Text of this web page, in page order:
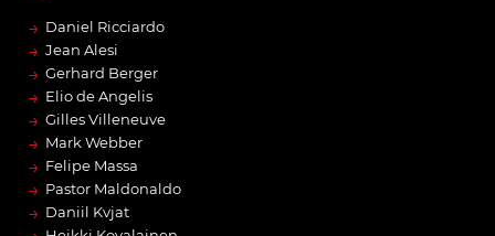
→ Daniel Ricciardo
→ Jean Alesi
→ Gerhard Berger
→ Elio de Angelis
→ Gilles Villeneuve
→ Mark Webber
→ Felipe Massa
→ Pastor Maldonaldo
→ Daniil Kvjat